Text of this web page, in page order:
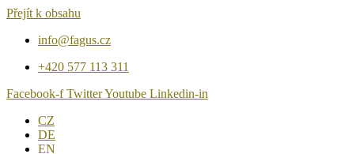
Přejít k obsahu
info@fagus.cz
+420 577 113 311
Facebook-f TwitterYoutube Linkedin-in
CZ
DE
EN